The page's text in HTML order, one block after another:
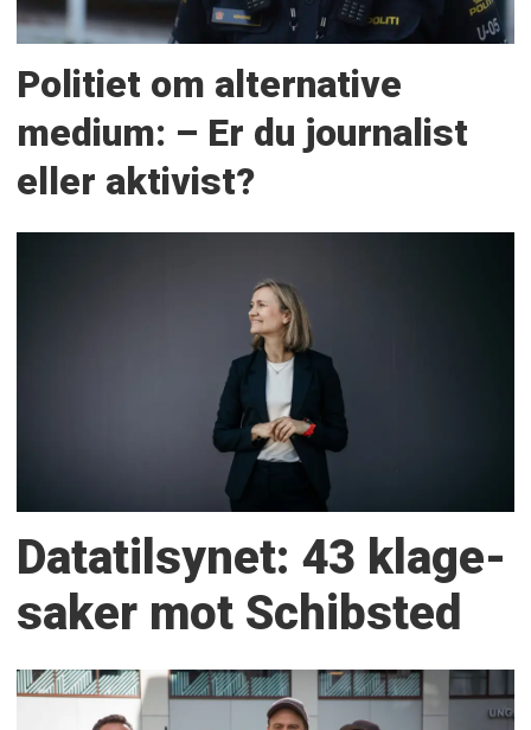
Politiet om alternative
medium: – Er du journalist
eller aktivist?
Datatilsynet: 43 klage­
saker mot Schibsted